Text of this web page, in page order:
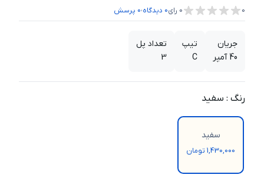
0
0 رای0 دیدگاه،0 پرسش
جریان
40 آمپر
تیپ
C
تعداد پل
3
رنگ : سفید
سفید
1,430,000 تومان